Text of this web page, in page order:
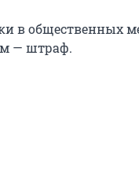
в общественных
— штраф.